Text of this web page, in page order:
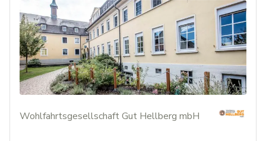
Wohlfahrtsgesellschaft Gut Hellberg mbH